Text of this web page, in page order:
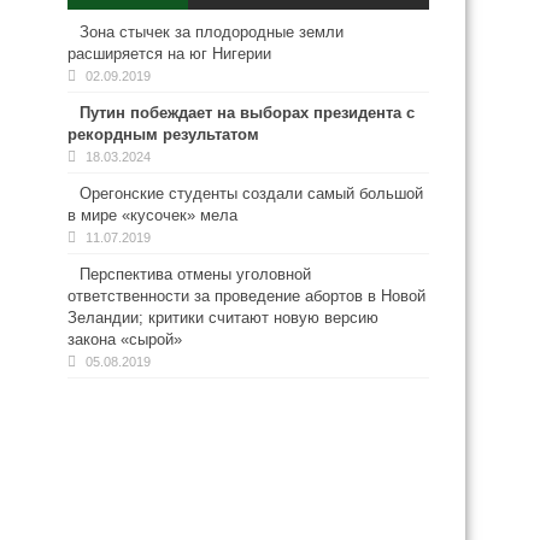
Зона стычек за плодородные земли
расширяется на юг Нигерии
02.09.2019
Путин побеждает на выборах президента с
рекордным результатом
18.03.2024
Орегонские студенты создали самый большой
в мире «кусочек» мела
11.07.2019
Перспектива отмены уголовной
ответственности за проведение абортов в Новой
Зеландии; критики считают новую версию
закона «сырой»
05.08.2019